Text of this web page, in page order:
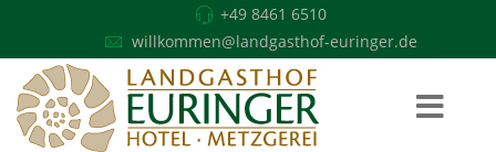
+49 8461 6510
willkommen@landgasthof-euringer.de